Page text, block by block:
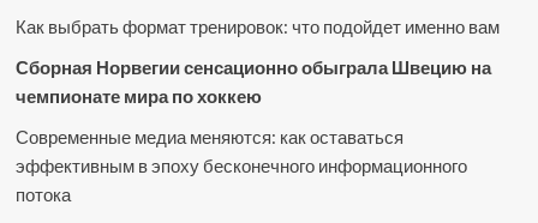
Как выбрать формат тренировок: что подойдет именно вам
Сборная Норвегии сенсационно обыграла Швецию на
чемпионате мира по хоккею
Современные медиа меняются: как оставаться
эффективным в эпоху бесконечного информационного
потока